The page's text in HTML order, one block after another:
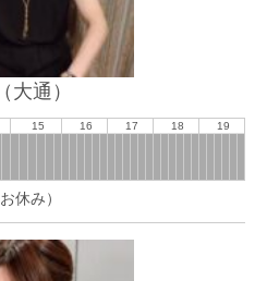
大通）
15 16 17 18 19
お休み）